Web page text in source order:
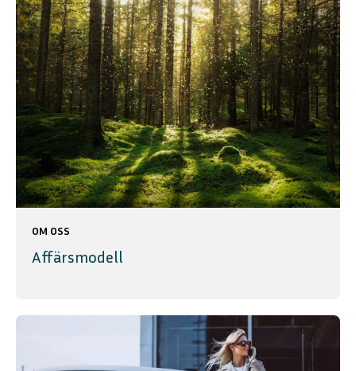
OM OSS
Affärsmodell